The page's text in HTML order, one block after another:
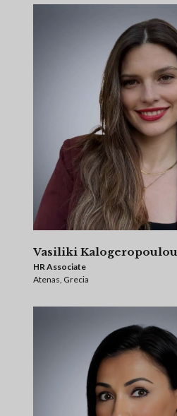
Vasiliki Kalogeropoulou
HR Associate
Atenas, Grecia